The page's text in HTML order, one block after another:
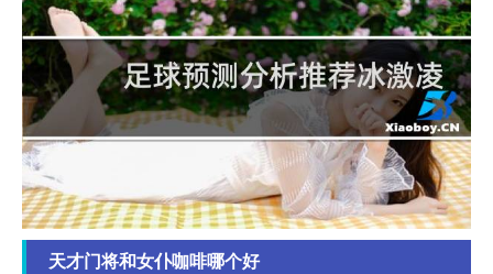
天才门将和女仆咖啡哪个好